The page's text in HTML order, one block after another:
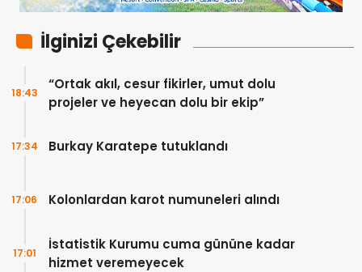
İlginizi Çekebilir
“Ortak akıl, cesur fikirler, umut dolu
projeler ve heyecan dolu bir ekip”
18:43
Burkay Karatepe tutuklandı
17:34
Kolonlardan karot numuneleri alındı
17:06
İstatistik Kurumu cuma gününe kadar
hizmet veremeyecek
17:01